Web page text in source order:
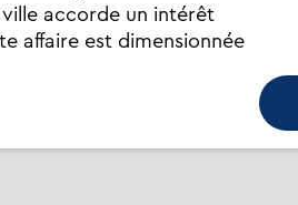
accorde un intérêt
affaire est dimensionnée